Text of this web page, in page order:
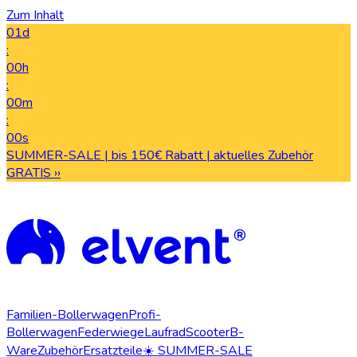
Zum Inhalt
01d
:
00h
:
00m
:
00s
SUMMER-SALE | bis 150€ Rabatt | aktuelles Zubehör
GRATIS ››
Familien-BollerwagenProfi-
BollerwagenFederwiegeLaufradScooterB-
WareZubehörErsatzteile☀️ SUMMER-SALE